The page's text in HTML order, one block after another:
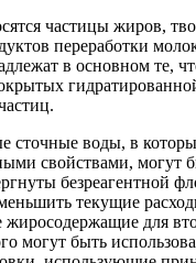
частицы жиров,
переработки
в основном те,
сточные воды, в
свойствами, могут
безреагентной
текущие
жиросодержащие для
могут быть